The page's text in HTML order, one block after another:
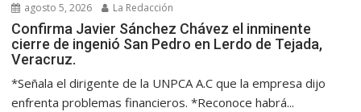
agosto 5, 2026 La Redacción
Confirma Javier Sánchez Chávez el inminente
cierre de ingenió San Pedro en Lerdo de Tejada,
Veracruz.
*Señala el dirigente de la UNPCA A.C que la empresa dijo
enfrenta problemas financieros. *Reconoce habrá...